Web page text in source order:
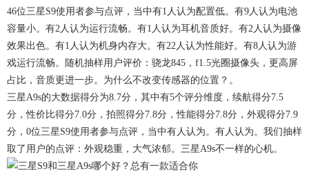
46位三星S9使用者参与点评，当中有1人认为配置低。有9人认为电池
容量小。有2人认为运行流畅。有1人认为耳机音质好。有2人认为摄像
效果出色。有1人认为机身内存大。有22人认为性能好。有8人认为游
戏运行流畅。随机抽样用户评价：骁龙845，f1.5光圈摄像头，更高屏
占比，音质更进一步。为什么不改变传感器的位置？。
三星A9s的大数据得分为8.7分，其中有5个评分维度，续航得分7.5
分，性价比得分7.0分，拍照得分7.8分，性能得分7.8分，外观得分7.9
分，0位三星S9使用者参与点评，当中有人认为。有人认为。我们抽样
取了用户的点评：外观稳重，大气浓郁。三星A9s不一样的心机。